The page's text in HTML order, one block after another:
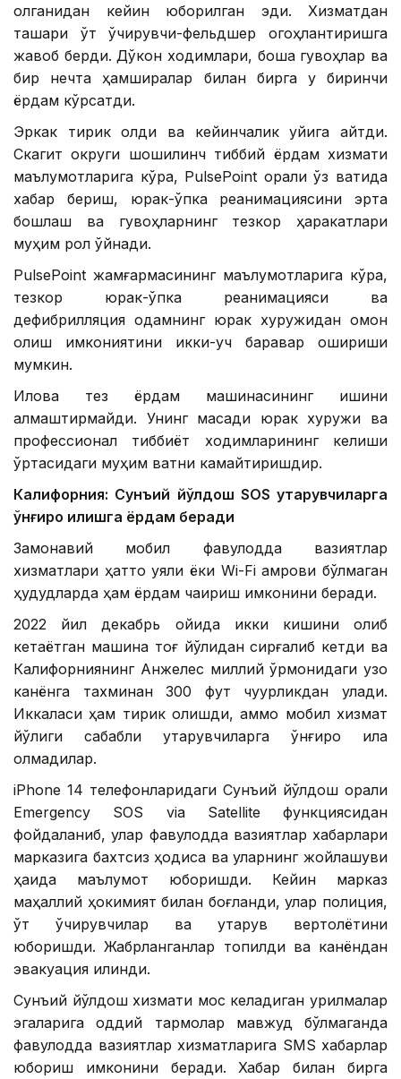
қолганидан кейин юборилган эди. Хизматдан
ташқари ўт ўчирувчи-фельдшер огоҳлантиришга
жавоб берди. Дўкон ходимлари, бошқа гувоҳлар ва
бир нечта ҳамширалар билан бирга у биринчи
ёрдам кўрсатди.
Эркак тирик қолди ва кейинчалик уйига қайтди.
Скагит округи шошилинч тиббий ёрдам хизмати
маълумотларига кўра, PulsePoint орқали ўз вақтида
хабар бериш, юрак-ўпка реанимациясини эрта
бошлаш ва гувоҳларнинг тезкор ҳаракатлари
муҳим рол ўйнади.
PulsePoint жамғармасининг маълумотларига кўра,
тезкор юрак-ўпка реанимацияси ва
дефибрилляция одамнинг юрак хуружидан омон
қолиш имкониятини икки-уч баравар ошириши
мумкин.
Илова тез ёрдам машинасининг ишини
алмаштирмайди. Унинг мақсади юрак хуружи ва
профессионал тиббиёт ходимларининг келиши
ўртасидаги муҳим вақтни камайтиришдир.
Калифорния: Сунъий йўлдош SOS қутқарувчиларга
қўнғироқ қилишга ёрдам беради
Замонавий мобил фавқулодда вазиятлар
хизматлари ҳатто уяли ёки Wi-Fi қамрови бўлмаган
ҳудудларда ҳам ёрдам чақириш имконини беради.
2022 йил декабрь ойида икки кишини олиб
кетаётган машина тоғ йўлидан сирғалиб кетди ва
Калифорниянинг Анжелес миллий ўрмонидаги узоқ
канёнга тахминан 300 фут чуқурликдан қулади.
Иккаласи ҳам тирик қолишди, аммо мобил хизмат
йўқлиги сабабли қутқарувчиларга қўнғироқ қила
олмадилар.
iPhone 14 телефонларидаги Сунъий йўлдош орқали
Emergency SOS via Satellite функциясидан
фойдаланиб, улар фавқулодда вазиятлар хабарлари
марказига бахтсиз ҳодиса ва уларнинг жойлашуви
ҳақида маълумот юборишди. Кейин марказ
маҳаллий ҳокимият билан боғланди, улар полиция,
ўт ўчирувчилар ва қутқарув вертолётини
юборишди. Жабрланганлар топилди ва канёндан
эвакуация қилинди.
Сунъий йўлдош хизмати мос келадиган қурилмалар
эгаларига оддий тармоқлар мавжуд бўлмаганда
фавқулодда вазиятлар хизматларига SМS хабарлар
юбориш имконини беради. Хабар билан бирга